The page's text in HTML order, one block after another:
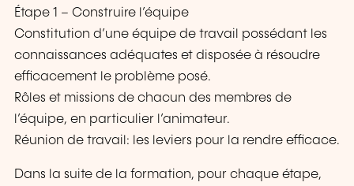
Étape 1 – Construire l’équipe
Constitution d’une équipe de travail possédant les
connaissances adéquates et disposée à résoudre
efficacement le problème posé.
Rôles et missions de chacun des membres de
l’équipe, en particulier l’animateur.
Réunion de travail: les leviers pour la rendre efficace.
Dans la suite de la formation, pour chaque étape,